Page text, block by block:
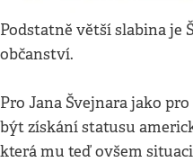
Podstatně větší slabina je
občanství.
Pro Jana Švejnara jako
být získání statusu
která mu teď ovšem